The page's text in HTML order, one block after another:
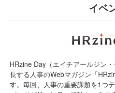
イベ
HRzine Day（エイチアールジン
長する人事のWebマガジン「
す。毎回、人事の重要課題を1つ